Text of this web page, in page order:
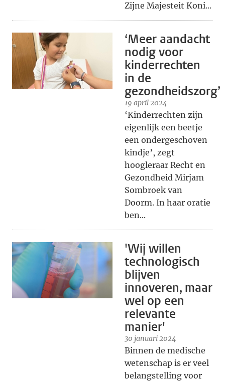
Zijne Majesteit Koni...
‘Meer aandacht
nodig voor
kinderrechten
in de
gezondheidszorg’
19 april 2024
‘Kinderrechten zijn
eigenlijk een beetje
een ondergeschoven
kindje’, zegt
hoogleraar Recht en
Gezondheid Mirjam
Sombroek van
Doorm. In haar oratie
ben...
'Wij willen
technologisch
blijven
innoveren, maar
wel op een
relevante
manier'
30 januari 2024
Binnen de medische
wetenschap is er veel
belangstelling voor